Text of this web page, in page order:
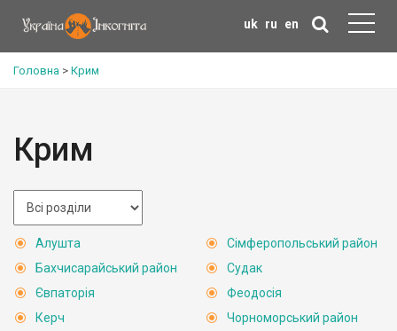
uk ru en
Головна > Крим
Крим
Алушта
Бахчисарайський район
Євпаторія
Керч
Сімферопольський район
Судак
Феодосія
Чорноморський район